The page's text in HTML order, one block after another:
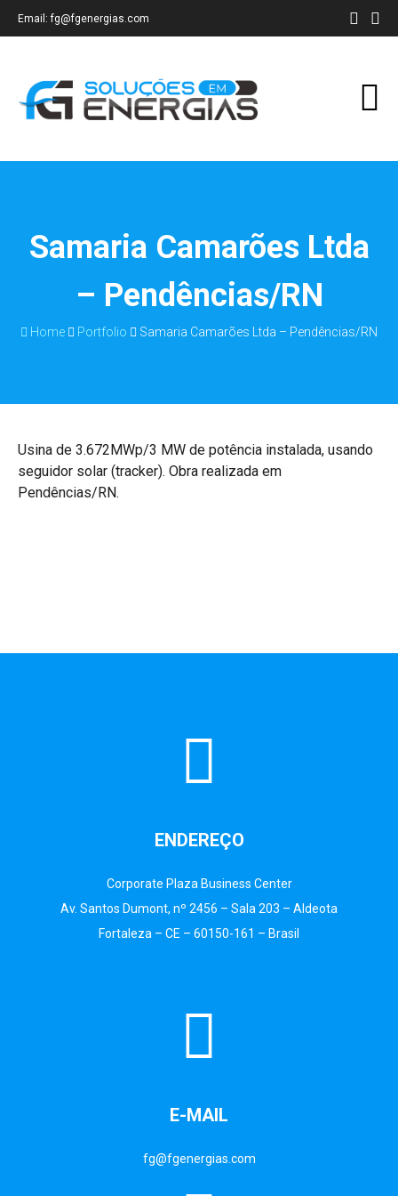
Email: fg@fgenergias.com
Samaria Camarões Ltda
– Pendências/RN
Home Portfolio Samaria Camarões Ltda – Pendências/RN
Usina de 3.672MWp/3 MW de potência instalada, usando
seguidor solar (tracker). Obra realizada em
Pendências/RN.
ENDEREÇO
Corporate Plaza Business Center
Av. Santos Dumont, nº 2456 – Sala 203 – Aldeota
Fortaleza – CE – 60150-161 – Brasil
E-MAIL
fg@fgenergias.com